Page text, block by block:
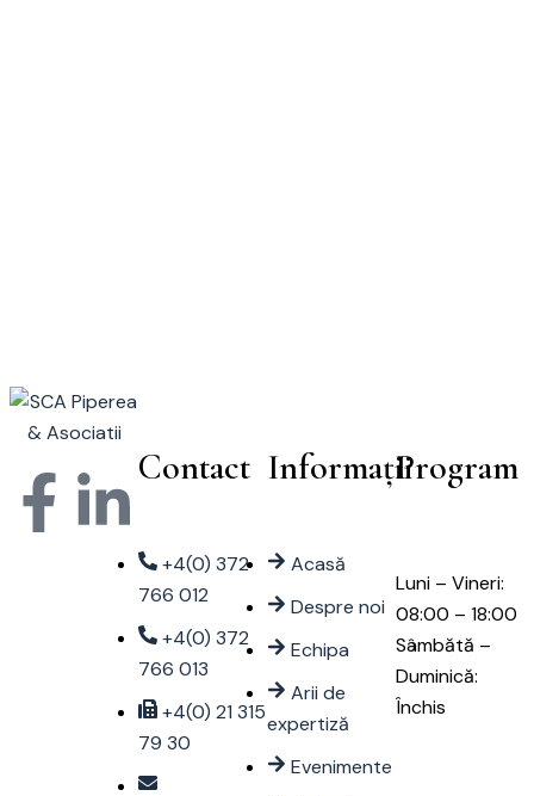
Contact
+4(0) 372
766 012
+4(0) 372
766 013
+4(0) 21 315
79 30
Informații
Acasă
Despre noi
Echipa
Arii de
expertiză
Evenimente
Program
Luni – Vineri:
08:00 – 18:00
Sâmbătă –
Duminică:
Închis